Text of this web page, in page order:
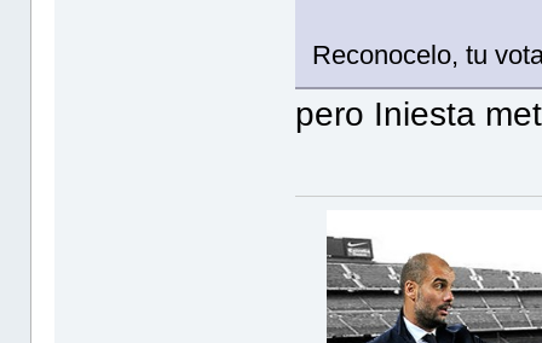
Reconocelo, tu
pero Iniesta